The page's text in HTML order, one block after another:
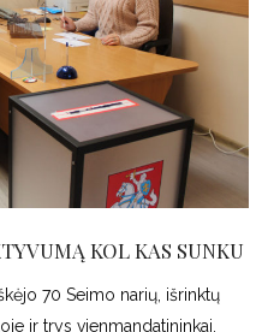
KOL KAS SUNKU
70 Seimo narių, išrinktų
ir trys vienmandatininkai.